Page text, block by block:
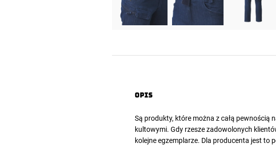
Opis
Są produkty, które można z całą pewnością
kultowymi. Gdy rzesze zadowolonych
kolejne egzemplarze. Dla producenta jest to